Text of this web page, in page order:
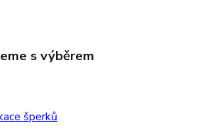
s výběrem
šperků